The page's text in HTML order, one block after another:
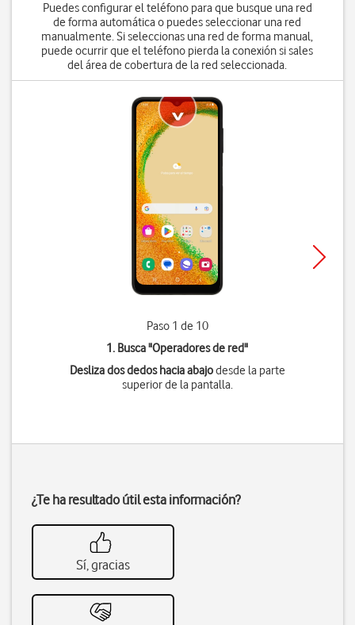
Puedes configurar el teléfono para que busque una red
de forma automática o puedes seleccionar una red
manualmente. Si seleccionas una red de forma manual,
puede ocurrir que el teléfono pierda la conexión si sales
del área de cobertura de la red seleccionada.
Paso 1 de 10
1. Busca "Operadores de red"
Desliza dos dedos hacia abajodesde la parte
superior de la pantalla.
¿Te ha resultado útil esta información?
Sí, gracias